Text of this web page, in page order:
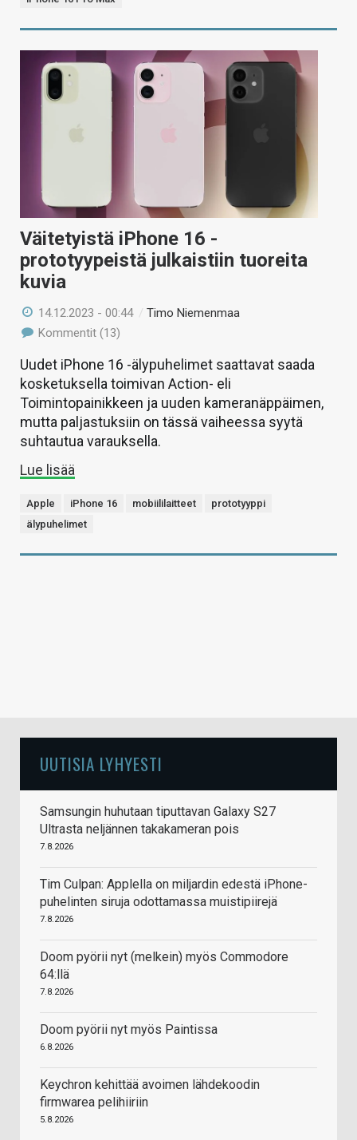
Väitetyistä iPhone 16 -
prototyypeistä julkaistiin tuoreita
kuvia
14.12.2023 - 00:44 /Timo Niemenmaa
Kommentit (13)
Uudet iPhone 16 -älypuhelimet saattavat saada
kosketuksella toimivan Action- eli
Toimintopainikkeen ja uuden kameranäppäimen,
mutta paljastuksiin on tässä vaiheessa syytä
suhtautua varauksella.
Lue lisää
Apple iPhone 16 mobiililaitteet
prototyyppi
älypuhelimet
UUTISIA LYHYESTI
Samsungin huhutaan tiputtavan Galaxy S27
Ultrasta neljännen takakameran pois
7.8.2026
Tim Culpan: Applella on miljardin edestä iPhone-
puhelinten siruja odottamassa muistipiirejä
7.8.2026
Doom pyörii nyt (melkein) myös Commodore
64:llä
7.8.2026
Doom pyörii nyt myös Paintissa
6.8.2026
Keychron kehittää avoimen lähdekoodin
firmwarea pelihiiriin
5.8.2026